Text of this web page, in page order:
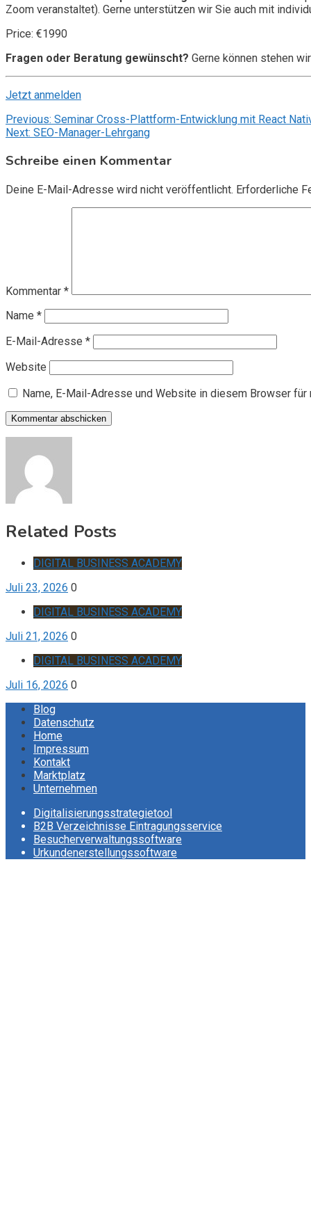
Zoom veranstaltet). Gerne unterstützen wir Sie auch mit
Price: €1990
Fragen oder Beratung gewünscht? Gerne können stehen
Jetzt anmelden
Beitragsnavigation
Previous: Seminar Cross-Plattform-Entwicklung mit React
Next: SEO-Manager-Lehrgang
Schreibe einen Kommentar
Deine E-Mail-Adresse wird nicht veröffentlicht. Erforderliche
Kommentar *
Name *
E-Mail-Adresse *
Website
Name, E-Mail-Adresse und Website in diesem Browser
Related Posts
DIGITAL BUSINESS ACADEMY
Juli 23, 2026 0
DIGITAL BUSINESS ACADEMY
Juli 21, 2026 0
DIGITAL BUSINESS ACADEMY
Juli 16, 2026 0
Blog
Datenschutz
Home
Impressum
Kontakt
Marktplatz
Unternehmen
Digitalisierungsstrategietool
B2B Verzeichnisse Eintragungsservice
Besucherverwaltungssoftware
Urkundenerstellungssoftware